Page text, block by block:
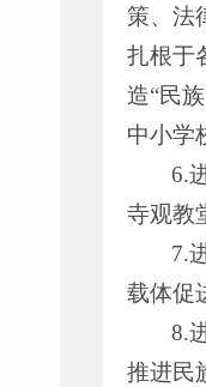
策、法
扎根于
造“民
中小学
6.
寺观教
7.
载体促
8.
推进民